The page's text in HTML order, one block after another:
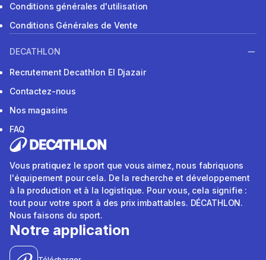
Conditions générales d'utilisation
Conditions Générales de Vente
DECATHLON
Recrutement Decathlon El Djazair
Contactez-nous
Nos magasins
FAQ
Vous pratiquez le sport que vous aimez, nous fabriquons
l'équipement pour cela. De la recherche et développement
à la production et à la logistique. Pour vous, cela signifie :
tout pour votre sport à des prix imbattables. DÉCATHLON.
Nous faisons du sport.
Notre application